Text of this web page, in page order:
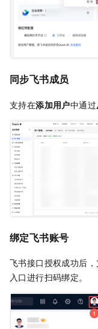
同步飞书成员
支持在添加用户中通过
绑定飞书账号
飞书接口授权成功后
入口进行扫码绑定。